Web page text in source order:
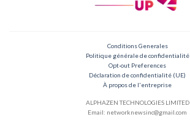
Conditions Generales
Politique générale de confidentialité
Opt-out Preferences
Déclaration de confidentialité (UE)
À propos de l'entreprise
ALPHAZEN TECHNOLOGIES LIMITED
Email: networknewsinc@gmail.com